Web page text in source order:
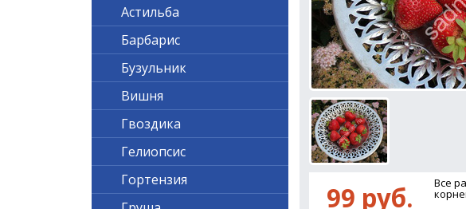
99 руб. Все
Астильба
Барбарис
Бузульник
Вишня
Гвоздика
Гелиопсис
Гортензия